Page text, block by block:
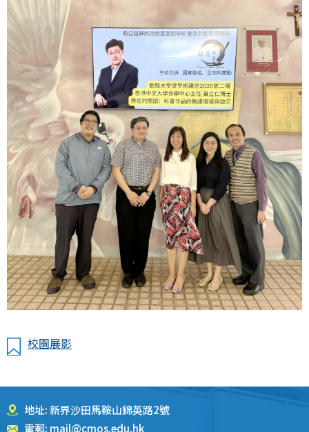
校園展影
地址: 新界沙田馬鞍山錦英路2號
電郵: mail@cmos.edu.hk